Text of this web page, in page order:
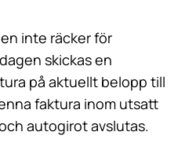
inte räcker för
skickas en
på aktuellt belopp till
faktura inom utsatt
autogirot avslutas.